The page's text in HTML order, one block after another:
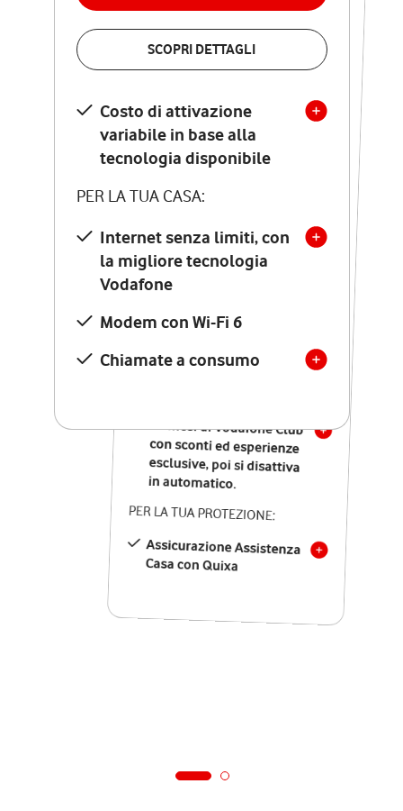
SCOPRI DETTAGLI
Costo di attivazione
variabile in base alla
tecnologia disponibile
PER LA TUA CASA:
Internet senza limiti, con
la migliore tecnologia
Vodafone
Modem con Wi-Fi 6
Chiamate a consumo
VERIFICA LA COPERTURA
Costo di attivazione
variabile in base alla
tecnologia disponibile
PER LA TUA CASA:
Internet senza limiti, con
la migliore tecnologia
Vodafone
Modem Seven con Wi-Fi 7
Chiamate illimitate verso
numeri fissi e mobili
nazionali
12 mesi di Vodafone Club
con sconti ed esperienze
esclusive, poi si disattiva
in automatico.
PER LA TUA PROTEZIONE:
Assicurazione Assistenza
Casa con Quixa